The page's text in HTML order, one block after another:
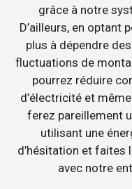
grâce à notre
D’ailleurs, en optant
plus à dépendre
fluctuations de
pourrez réduire
d’électricité et
ferez pareillement
utilisant une
d’hésitation et faites
avec notre